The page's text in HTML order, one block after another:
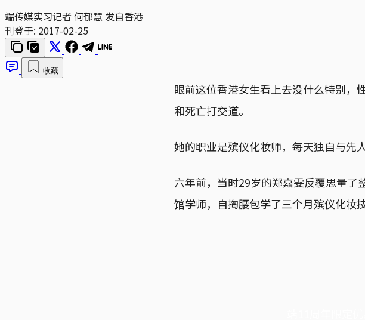
端传媒实习记者 何郁慧 发自香港
刊登于: 2017-02-25
收藏
眼前这位香港女生看上去没什么特别，
和死亡打交道。
她的职业是殡仪化妆师，每天独自与先
六年前，当时29岁的郑嘉雯反覆思量
馆学师，自掏腰包学了三个月殡仪化妆